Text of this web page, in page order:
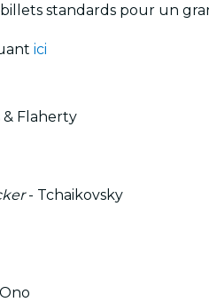
standards pour un
ici
Flaherty
- Tchaikovsky